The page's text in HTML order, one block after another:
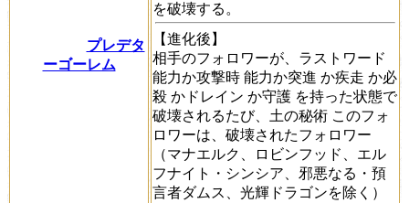
プレデタ
ーゴーレム
を破壊する。
【進化後】
相手のフォロワーが、 ラストワード
能力か攻撃時 能力か突進 か疾走 か必
殺 か ドレイン か守護 を持った状態で
破壊されるたび、 土の秘術 このフォ
ロワーは、破壊されたフォロワー
（マナエルク、ロビンフッド、エル
フナイト・シンシア、邪悪なる・預
言者ダムス、光輝ドラゴンを除く）